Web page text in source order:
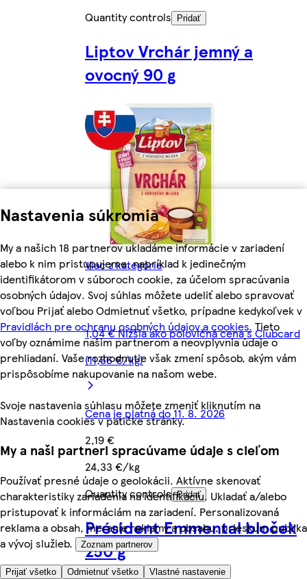
Nastavenia súkromia
My a našich 18 partnerov ukladáme informácie v zariadení
alebo k nim pristupujeme, napríklad k jedinečným
identifikátorom v súboroch cookie, za účelom spracúvania
osobných údajov. Svoj súhlas môžete udeliť alebo spravovať
voľbou Prijať alebo Odmietnuť všetko, prípadne kedykoľvek v
Pravidlách pre ochranu osobných údajov a cookies. Tieto
voľby oznámime našim partnerom a neovplyvnia údaje o
prehliadaní. Vaše rozhodnutie však zmení spôsob, akým vám
prispôsobíme nakupovanie na našom webe.
Svoje nastavenia súhlasu môžete zmeniť kliknutím na
Nastavenia cookies v pätičke stránky.
My a naši partneri spracúvame údaje s cieľom
Používať presné údaje o geolokácii. Aktívne skenovať
charakteristiky zariadenia na identifikáciu. Ukladať a/alebo
pristupovať k informáciám na zariadení. Personalizovaná
reklama a obsah, meranie reklamy a obsahu, prieskum publika
a vývoj služieb.
Zoznam partnerov
Prijať všetko Odmietnuť všetko Vlastné nastavenie
Quantity controls
Pridať
Liptov Vrchár jemný a
ovocný 90 g
Viac z kategórie
1,04 € Nižšia ako polovičná cena s Clubcard
(11,56 €/kg)
Cena je platná do 11. 8. 2026
2,19 €
24,33 €/kg
Quantity controls Pridať
Président Emmental bloček
250 g